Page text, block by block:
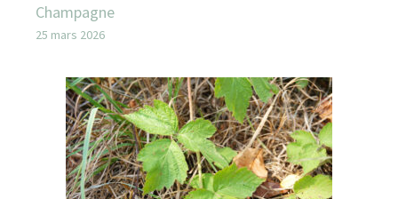
Champagne
25 mars 2026